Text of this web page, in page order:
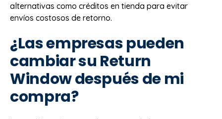
alternativas como créditos en tienda para evitar
envíos costosos de retorno.
¿Las empresas pueden
cambiar su Return
Window después de mi
compra?